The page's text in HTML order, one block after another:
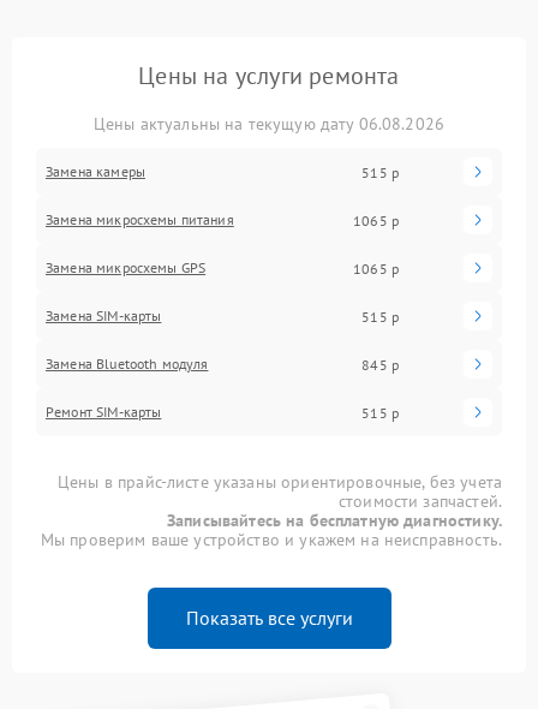
Цены на услуги ремонта
Цены актуальны на текущую дату 06.08.2026
Замена камеры 515 р
Замена микросхемы питания 1065 р
Замена микросхемы GPS 1065 р
Замена SIM-карты 515 р
Замена Bluetooth модуля 845 р
Ремонт SIM-карты 515 р
Цены в прайс-листе указаны ориентировочные, без учета
стоимости запчастей.
Записывайтесь на бесплатную диагностику.
Мы проверим ваше устройство и укажем на неисправность.
Показать все услуги